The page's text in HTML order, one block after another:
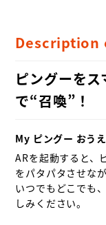
Description
ピングーを
で“召喚”！
My ピングー おう
ARを起動すると、
をパタパタさせな
いつでもどこでも
しみください。